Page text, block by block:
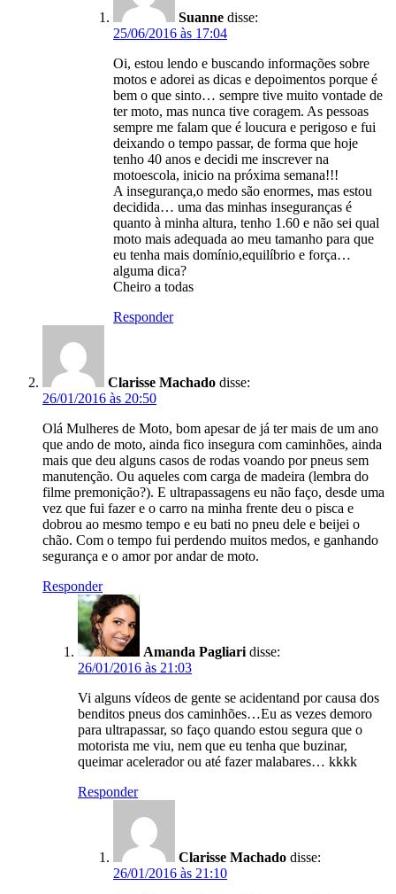
Suanne disse:
25/06/2016 às 17:04
Oi, estou lendo e buscando informações sobre
motos e adorei as dicas e depoimentos porque é
bem o que sinto… sempre tive muito vontade de
ter moto, mas nunca tive coragem. As pessoas
sempre me falam que é loucura e perigoso e fui
deixando o tempo passar, de forma que hoje
tenho 40 anos e decidi me inscrever na
motoescola, inicio na próxima semana!!!
A insegurança,o medo são enormes, mas estou
decidida… uma das minhas inseguranças é
quanto à minha altura, tenho 1.60 e não sei qual
moto mais adequada ao meu tamanho para que
eu tenha mais domínio,equilíbrio e força…
alguma dica?
Cheiro a todas
Responder
Clarisse Machado disse:
26/01/2016 às 20:50
Olá Mulheres de Moto, bom apesar de já ter mais de um ano
que ando de moto, ainda fico insegura com caminhões, ainda
mais que deu alguns casos de rodas voando por pneus sem
manutenção. Ou aqueles com carga de madeira (lembra do
filme premonição?). E ultrapassagens eu não faço, desde uma
vez que fui fazer e o carro na minha frente deu o pisca e
dobrou ao mesmo tempo e eu bati no pneu dele e beijei o
chão. Com o tempo fui perdendo muitos medos, e ganhando
segurança e o amor por andar de moto.
Responder
Amanda Pagliari disse:
26/01/2016 às 21:03
Vi alguns vídeos de gente se acidentand por causa dos
benditos pneus dos caminhões…Eu as vezes demoro
para ultrapassar, so faço quando estou segura que o
motorista me viu, nem que eu tenha que buzinar,
queimar acelerador ou até fazer malabares… kkkk
Responder
Clarisse Machado disse:
26/01/2016 às 21:10